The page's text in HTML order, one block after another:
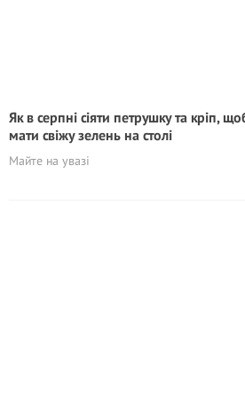
Як в серпні сіяти петрушку та кріп,
мати свіжу зелень на столі
Майте на увазі